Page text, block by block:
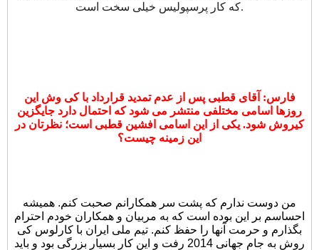
که کار پرسپولیس خیلی سخت است.
فارس: آقای قطبی پس از عدم تمدید قرارداد با کی وش این
روزها اسامی مختلفی منتشر می شود که احتمال دارد جایگزین
کیروش شود. یکی از این اسامی افشین قطبی است؛ نظرتان در
این زمینه چیست؟
من دوست ندارم که پشت سر همکارانم صحبت کنم. همیشه
احساسم بر این بوده است که به مربیان و همکاران خودم احترام
بگذارم و حرمت آنها را حفظ کنم. تیم ملی ایران با کارلوس کی
روش به جام جهانی 2014 رفت و این کار بسیار بزرگی بود و باید